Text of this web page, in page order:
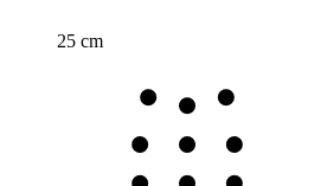
25 cm